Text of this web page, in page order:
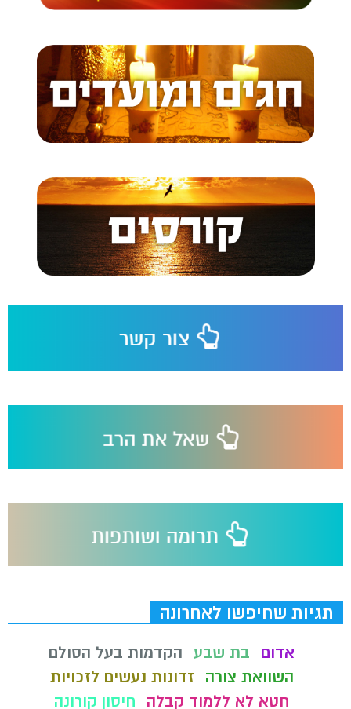
תגיות שחיפשו לאחרונה
אדום בת שבע הקדמות בעל הסולם
השוואת צורה
זדונות נעשים לזכויות
חטא לא ללמוד קבלה
חיסון קורונה